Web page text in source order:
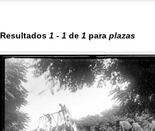
Resultados 1 - 1 de 1 para plazas